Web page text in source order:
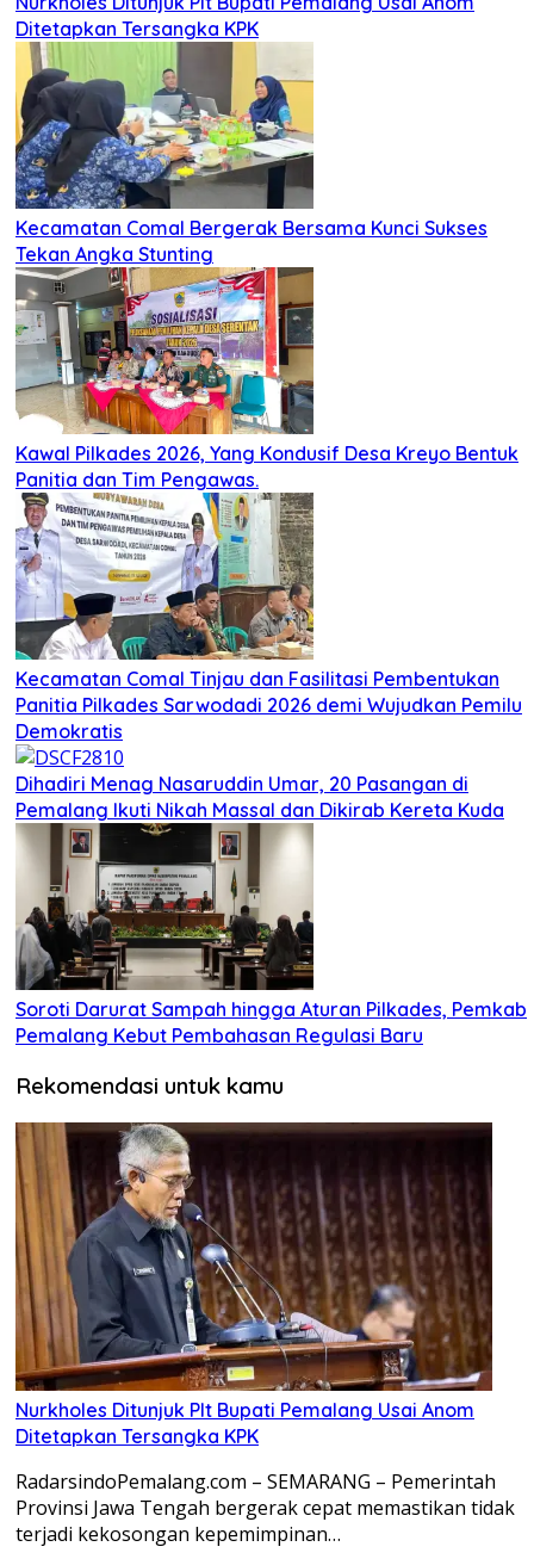
Ditetapkan Tersangka KPK
Kecamatan Comal Bergerak Bersama Kunci Sukses
Tekan Angka Stunting
Kawal Pilkades 2026, Yang Kondusif Desa Kreyo Bentuk
Panitia dan Tim Pengawas.
Kecamatan Comal Tinjau dan Fasilitasi Pembentukan
Panitia Pilkades Sarwodadi 2026 demi Wujudkan Pemilu
Demokratis
Dihadiri Menag Nasaruddin Umar, 20 Pasangan di
Pemalang Ikuti Nikah Massal dan Dikirab Kereta Kuda
Soroti Darurat Sampah hingga Aturan Pilkades, Pemkab
Pemalang Kebut Pembahasan Regulasi Baru
Rekomendasi untuk kamu
Nurkholes Ditunjuk Plt Bupati Pemalang Usai Anom
Ditetapkan Tersangka KPK
RadarsindoPemalang.com – SEMARANG – Pemerintah
Provinsi Jawa Tengah bergerak cepat memastikan tidak
terjadi kekosongan kepemimpinan…